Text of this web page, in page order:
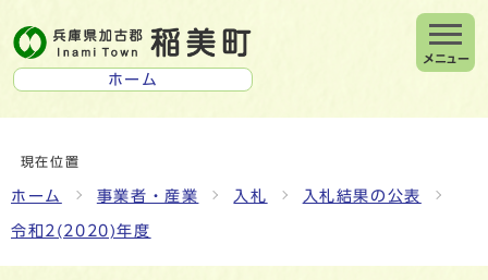
ホーム
メニュー
現在位置
ホーム 事業者・産業 入札 入札結果の公表
令和2(2020)年度